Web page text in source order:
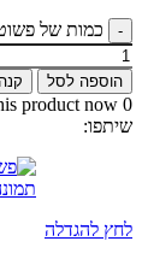
כמות של פשוט
הוספה לסל
0
product now!
שיתפו:
לחץ להגדלה